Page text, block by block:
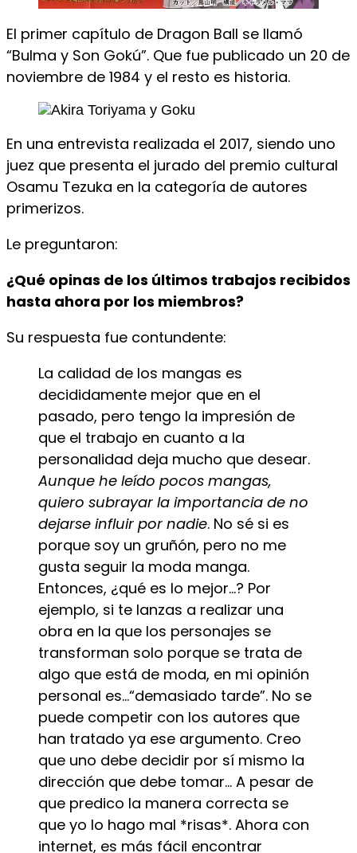
El primer capítulo de Dragon Ball se llamó
“Bulma y Son Gokú”. Que fue publicado un 20 de
noviembre de 1984 y el resto es historia.
En una entrevista realizada el 2017, siendo uno
juez que presenta el jurado del premio cultural
Osamu Tezuka en la categoría de autores
primerizos.
Le preguntaron:
¿Qué opinas de los últimos trabajos recibidos
hasta ahora por los miembros?
Su respuesta fue contundente:
La calidad de los mangas es
decididamente mejor que en el
pasado, pero tengo la impresión de
que el trabajo en cuanto a la
personalidad deja mucho que desear.
Aunque he leído pocos mangas,
quiero subrayar la importancia de no
dejarse influir por nadie. No sé si es
porque soy un gruñón, pero no me
gusta seguir la moda manga.
Entonces, ¿qué es lo mejor…? Por
ejemplo, si te lanzas a realizar una
obra en la que los personajes se
transforman solo porque se trata de
algo que está de moda, en mi opinión
personal es…“demasiado tarde”. No se
puede competir con los autores que
han tratado ya ese argumento. Creo
que uno debe decidir por sí mismo la
dirección que debe tomar… A pesar de
que predico la manera correcta se
que yo lo hago mal *risas*. Ahora con
internet, es más fácil encontrar